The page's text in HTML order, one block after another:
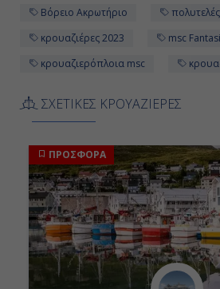
Βόρειο Ακρωτήριο
κρουαζιέρες 2023
msc
κρουαζιερόπλοια msc
ΣΧΕΤΙΚΕΣ ΚΡΟΥΑΖΙΕΡΕΣ
ΠΡΟΣΦΟΡΑ